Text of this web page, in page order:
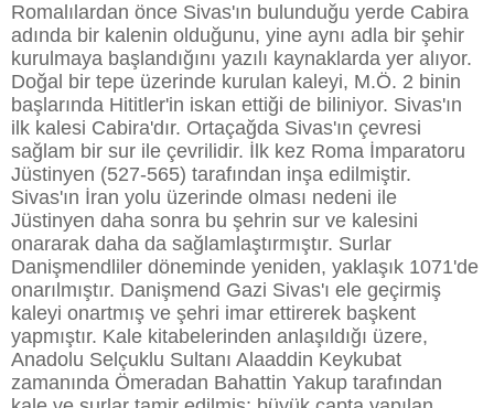
Romalılardan önce Sivas'ın bulunduğu yerde Cabira
adında bir kalenin olduğunu, yine aynı adla bir şehir
kurulmaya başlandığını yazılı kaynaklarda yer alıyor.
Doğal bir tepe üzerinde kurulan kaleyi, M.Ö. 2 binin
başlarında Hititler'in iskan ettiği de biliniyor. Sivas'ın
ilk kalesi Cabira'dır. Ortaçağda Sivas'ın çevresi
sağlam bir sur ile çevrilidir. İlk kez Roma İmparatoru
Jüstinyen (527-565) tarafından inşa edilmiştir.
Sivas'ın İran yolu üzerinde olması nedeni ile
Jüstinyen daha sonra bu şehrin sur ve kalesini
onararak daha da sağlamlaştırmıştır. Surlar
Danişmendliler döneminde yeniden, yaklaşık 1071'de
onarılmıştır. Danişmend Gazi Sivas'ı ele geçirmiş
kaleyi onartmış ve şehri imar ettirerek başkent
yapmıştır. Kale kitabelerinden anlaşıldığı üzere,
Anadolu Selçuklu Sultanı Alaaddin Keykubat
zamanında Ömeradan Bahattin Yakup tarafından